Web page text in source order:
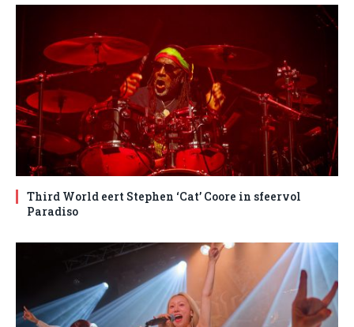
Third World eert Stephen ‘Cat’ Coore in sfeervol
Paradiso